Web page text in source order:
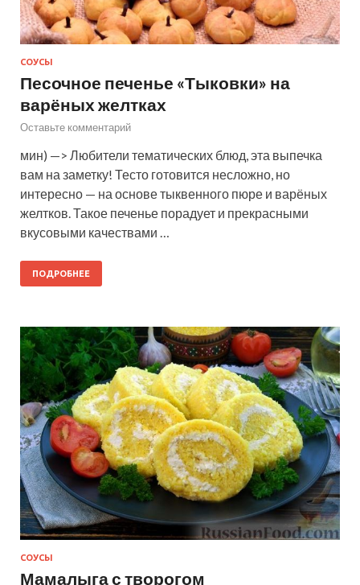
СОУСЫ
Песочное печенье «Тыковки» на
варёных желтках
Оставьте комментарий
мин) —> Любители тематических блюд, эта выпечка
вам на заметку! Тесто готовится несложно, но
интересно — на основе тыквенного пюре и варёных
желтков. Такое печенье порадует и прекрасными
вкусовыми качествами …
ПОДРОБНЕЕ
СОУСЫ
Мамалыга с творогом